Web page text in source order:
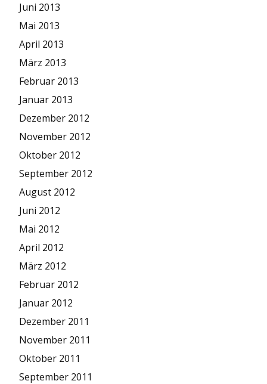
Juni 2013
Mai 2013
April 2013
März 2013
Februar 2013
Januar 2013
Dezember 2012
November 2012
Oktober 2012
September 2012
August 2012
Juni 2012
Mai 2012
April 2012
März 2012
Februar 2012
Januar 2012
Dezember 2011
November 2011
Oktober 2011
September 2011